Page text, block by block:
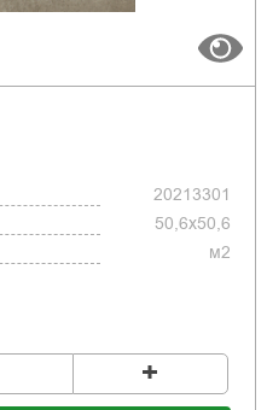
20213301
50,6x50,6
м2
+